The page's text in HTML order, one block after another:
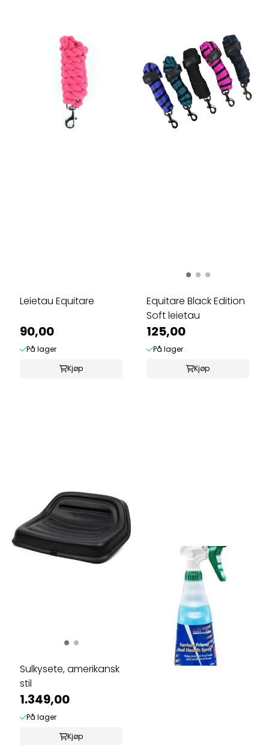
Leietau Equitare
90,00
På lager
Kjøp
Equitare Black Edition
Soft leietau
125,00
På lager
Kjøp
Sulkysete, amerikansk
stil
1.349,00
På lager
Kjøp